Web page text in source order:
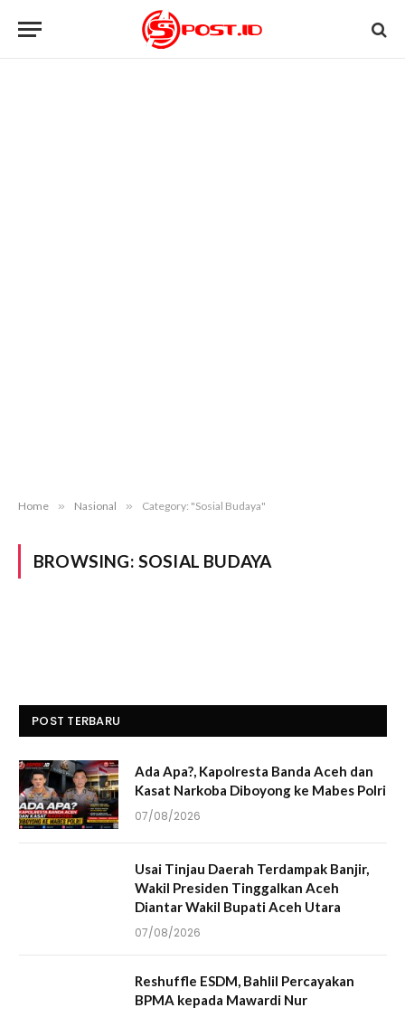
Home » Nasional » Category: "Sosial Budaya"
BROWSING: SOSIAL BUDAYA
POST TERBARU
Ada Apa?, Kapolresta Banda Aceh dan
Kasat Narkoba Diboyong ke Mabes Polri
07/08/2026
Usai Tinjau Daerah Terdampak Banjir,
Wakil Presiden Tinggalkan Aceh
Diantar Wakil Bupati Aceh Utara
07/08/2026
Reshuffle ESDM, Bahlil Percayakan
BPMA kepada Mawardi Nur